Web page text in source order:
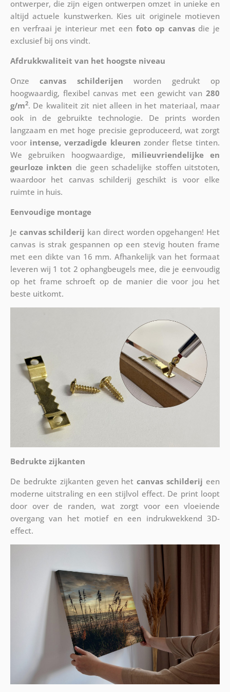
ontwerper, die zijn eigen ontwerpen omzet in unieke en
altijd actuele kunstwerken. Kies uit originele motieven
en verfraai je interieur met een foto op canvasdie je
exclusief bij ons vindt.
Afdrukkwaliteit van het hoogste niveau
Onzecanvas schilderijen worden gedrukt op
hoogwaardig, flexibel canvas met een gewicht van280
g/m2. De kwaliteit zit niet alleen in het materiaal, maar
ook in de gebruikte technologie. De prints worden
langzaam en met hoge precisie geproduceerd, wat zorgt
voor intense, verzadigde kleuren zonder fletse tinten.
We gebruiken hoogwaardige, milieuvriendelijke en
geurloze inkten die geen schadelijke stoffen uitstoten,
waardoor het canvas schilderij geschikt is voor elke
ruimte in huis.
Eenvoudige montage
Je canvas schilderij kan direct worden opgehangen! Het
canvas is strak gespannen op een stevig houten frame
met een dikte van 16 mm. Afhankelijk van het formaat
leveren wij 1 tot 2 ophangbeugels mee, die je eenvoudig
op het frame schroeft op de manier die voor jou het
beste uitkomt.
Bedrukte zijkanten
De bedrukte zijkanten geven hetcanvas schilderij een
moderne uitstraling en een stijlvol effect. De print loopt
door over de randen, wat zorgt voor een vloeiende
overgang van het motief en een indrukwekkend 3D-
effect.